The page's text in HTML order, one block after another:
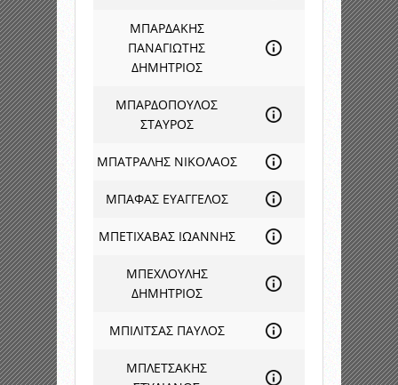
ΜΠΑΡΔΑΚΗΣ
ΠΑΝΑΓΙΩΤΗΣ
ΔΗΜΗΤΡΙΟΣ
ΜΠΑΡΔΟΠΟΥΛΟΣ
ΣΤΑΥΡΟΣ
ΜΠΑΤΡΑΛΗΣ ΝΙΚΟΛΑΟΣ
ΜΠΑΦΑΣ ΕΥΑΓΓΕΛΟΣ
ΜΠΕΤΙΧΑΒΑΣ ΙΩΑΝΝΗΣ
ΜΠΕΧΛΟΥΛΗΣ
ΔΗΜΗΤΡΙΟΣ
ΜΠΙΛΙΤΣΑΣ ΠΑΥΛΟΣ
ΜΠΛΕΤΣΑΚΗΣ